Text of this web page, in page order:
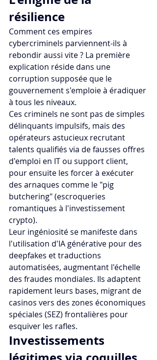
résilience
Comment ces empires
cybercriminels parviennent-ils à
rebondir aussi vite ? La première
explication réside dans une
corruption supposée que le
gouvernement s'emploie à éradiquer
à tous les niveaux.
Ces criminels ne sont pas de simples
délinquants impulsifs, mais des
opérateurs astucieux recrutant
talents qualifiés via de fausses offres
d'emploi en IT ou support client,
pour ensuite les forcer à exécuter
des arnaques comme le "pig
butchering" (escroqueries
romantiques à l'investissement
crypto).
Leur ingéniosité se manifeste dans
l'utilisation d'IA générative pour des
deepfakes et traductions
automatisées, augmentant l'échelle
des fraudes mondiales. Ils adaptent
rapidement leurs bases, migrant de
casinos vers des zones économiques
spéciales (SEZ) frontalières pour
esquiver les rafles.​
Investissements